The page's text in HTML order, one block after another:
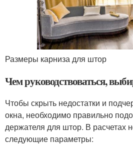
Размеры карниза для штор
Чем руководствоваться,
Чтобы скрыть недостатки и
окна, необходимо правильно
держателя для штор. В расчетах
следующие параметры: